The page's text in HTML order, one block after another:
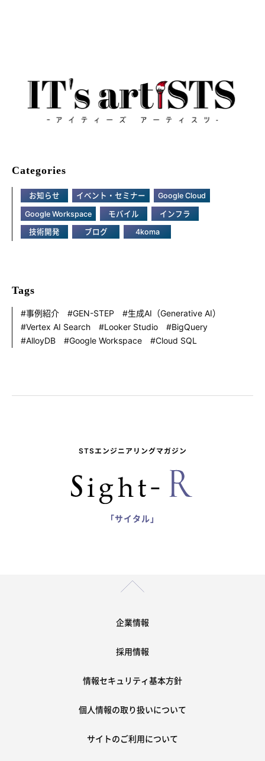
Categories
お知らせ イベント・セミナー Google Cloud
Google Workspace モバイル インフラ
技術開発 ブログ 4koma
Tags
事例紹介 GEN-STEP
生成AI（Generative AI）
Vertex AI Search
Looker Studio
BigQuery
AlloyDB
Google Workspace Cloud SQL
STSエンジニアリングマガジン
「サイタル」
企業情報
採用情報
情報セキュリティ基本方針
個人情報の取り扱いについて
サイトのご利用について